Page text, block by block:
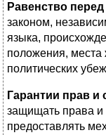
Равенство
законом,
языка,
положения, места
политических
Гарантии прав и
защищать права и
предоставлять